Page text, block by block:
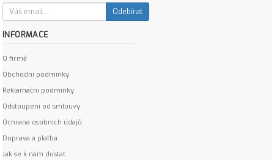
Odebírat
INFORMACE
O firmě
Obchodní podmínky
Reklamační podmínky
Odstoupení od smlouvy
Ochrana osobních údajů
Doprava a platba
Jak se k nám dostat